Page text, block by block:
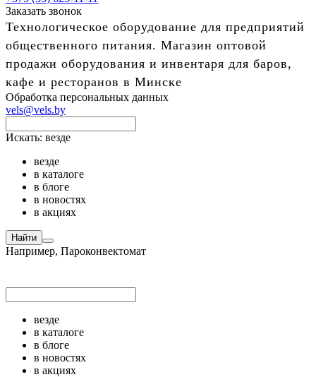
Заказать звонок
Технологическое оборудование для предприятий
общественного питания. Магазин оптовой
продажи оборудования и инвентаря для баров,
кафе и ресторанов в Минске
Обработка персональных данных
vels@vels.by
Искать: везде
везде
в каталоге
в блоге
в новостях
в акциях
Найти
Например, Пароконвектомат
везде
в каталоге
в блоге
в новостях
в акциях